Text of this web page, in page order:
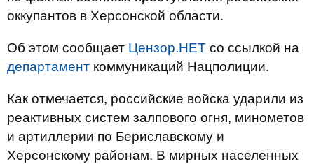
оккупантов в Херсонской области.
Об этом сообщает Цензор.НЕТ со ссылкой на
департамент коммуникаций Нацполиции.
Как отмечается, российские войска ударили из
реактивных систем залпового огня, минометов
и артиллерии по Бериславскому и
Херсонскому районам. В мирных населенных